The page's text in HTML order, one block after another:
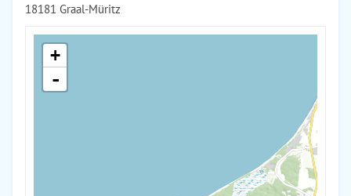
18181 Graal-Müritz
+
-